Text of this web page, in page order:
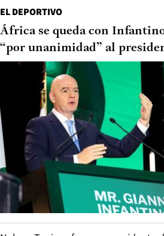
EL DEPORTIVO
África se queda con
“por unanimidad” al